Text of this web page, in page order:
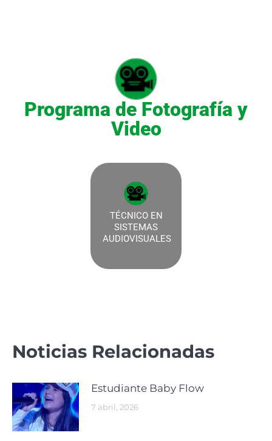
Programa de Fotografía y
Video
TÉCNICO EN
SISTEMAS
AUDIOVISUALES
Noticias Relacionadas
Estudiante Baby Flow
7 abril, 2026